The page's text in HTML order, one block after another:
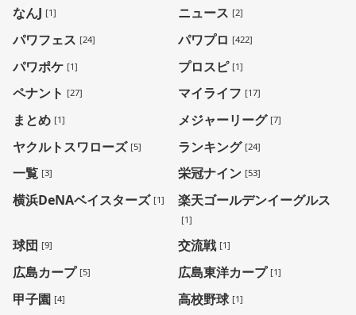
なんJ [1] ニュース [2]
パワフェス [24] パワプロ [422]
パワポケ [1] プロスピ [1]
ペナント [27] マイライフ [17]
まとめ [1] メジャーリーグ [7]
ヤクルトスワローズ [5] ランキング [24]
一覧 [3] 栄冠ナイン [53]
横浜DeNAベイスターズ [1] 楽天ゴールデンイーグルス
[1]
球団 [9] 交流戦 [1]
広島カープ [5] 広島東洋カープ [1]
甲子園 [4] 高校野球 [1]